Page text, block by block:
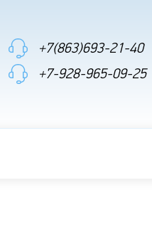
+7(863)693-21-40
+7-928-965-09-25